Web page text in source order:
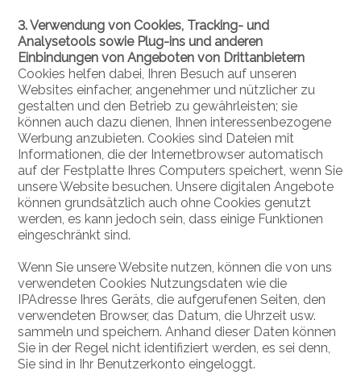
3. Verwendung von Cookies, Tracking- und
Analysetools sowie Plug-ins und anderen
Einbindungen von Angeboten von Drittanbietern
Cookies helfen dabei, Ihren Besuch auf unseren
Websites einfacher, angenehmer und nützlicher zu
gestalten und den Betrieb zu gewährleisten; sie
können auch dazu dienen, Ihnen interessenbezogene
Werbung anzubieten. Cookies sind Dateien mit
Informationen, die der Internetbrowser automatisch
auf der Festplatte Ihres Computers speichert, wenn Sie
unsere Website besuchen. Unsere digitalen Angebote
können grundsätzlich auch ohne Cookies genutzt
werden, es kann jedoch sein, dass einige Funktionen
eingeschränkt sind.
Wenn Sie unsere Website nutzen, können die von uns
verwendeten Cookies Nutzungsdaten wie die
IPAdresse Ihres Geräts, die aufgerufenen Seiten, den
verwendeten Browser, das Datum, die Uhrzeit usw.
sammeln und speichern. Anhand dieser Daten können
Sie in der Regel nicht identifiziert werden, es sei denn,
Sie sind in Ihr Benutzerkonto eingeloggt.